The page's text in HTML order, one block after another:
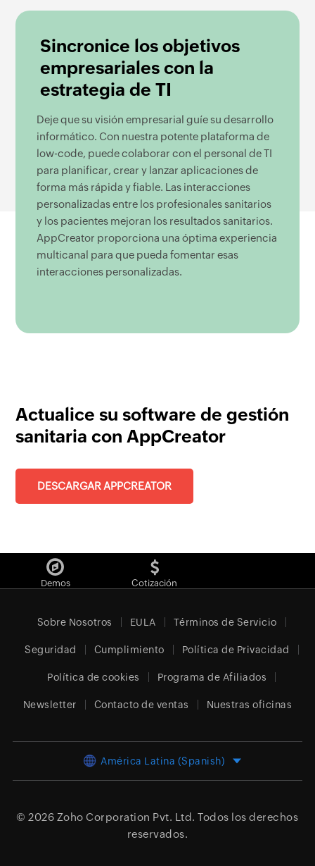
Sincronice los objetivos
empresariales con la
estrategia de TI
Deje que su visión empresarial guíe su desarrollo
informático. Con nuestra potente plataforma de
low-code, puede colaborar con el personal de TI
para planificar, crear y lanzar aplicaciones de
forma más rápida y fiable. Las interacciones
personalizadas entre los profesionales sanitarios
y los pacientes mejoran los resultados sanitarios.
AppCreator proporciona una óptima experiencia
multicanal para que pueda fomentar esas
interacciones personalizadas.
Actualice su software de gestión
sanitaria con AppCreator
DESCARGAR APPCREATOR
Demos Cotización
Sobre Nosotros EULA Términos de Servicio
Seguridad Cumplimiento Política de Privacidad
Política de cookies Programa de Afiliados
Newsletter Contacto de ventas Nuestras oficinas
América Latina (Spanish)
© 2026 Zoho Corporation Pvt. Ltd. Todos los derechos
reservados.